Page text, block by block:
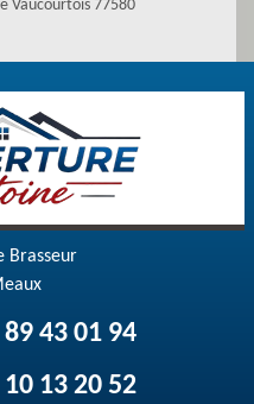
Vaucourtois 77580
Brasseur
43 01 94
13 20 52